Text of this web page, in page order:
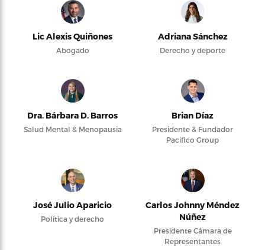
Lic Alexis Quiñones
Abogado
Adriana Sánchez
Derecho y deporte
Dra. Bárbara D. Barros
Salud Mental & Menopausia
Brian Díaz
Presidente & Fundador
Pacifico Group
José Julio Aparicio
Política y derecho
Carlos Johnny Méndez
Núñez
Presidente Cámara de
Representantes